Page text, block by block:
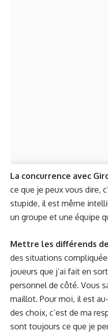
La concurrence avec
ce que je peux vous dire,
stupide, il est même
un groupe et une équipe
Mettre les différends
des situations
joueurs que j’ai fait en
personnel de côté. Vous
maillot. Pour moi, il est
des choix, c’est de ma
sont toujours ce que je